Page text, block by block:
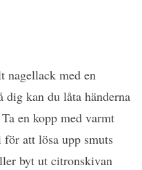
nagellack med en
dig kan du låta händerna
en kopp med varmt
att lösa upp smuts
byt ut citronskivan